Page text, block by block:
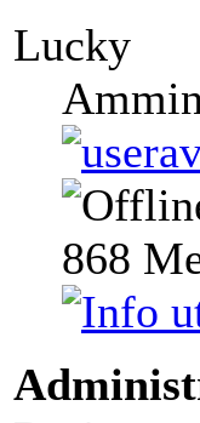
Lucky
868